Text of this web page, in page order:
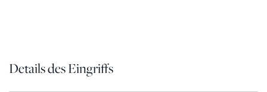
Details des Eingriffs